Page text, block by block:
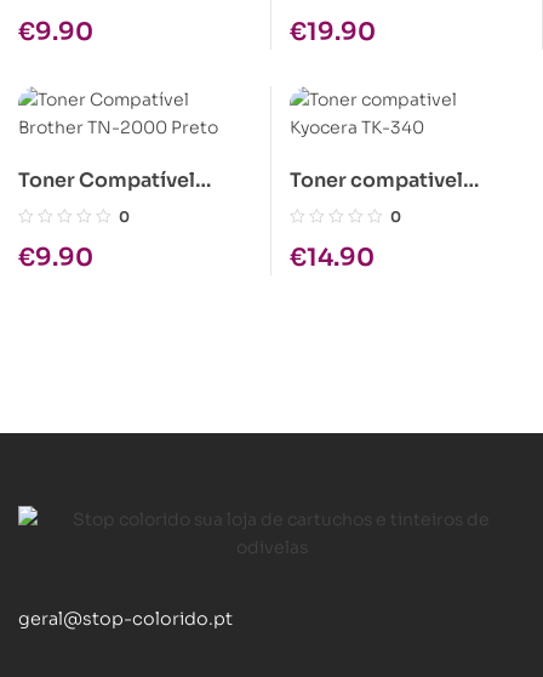
€9.90 €19.90
Toner Compatível
Brother TN-2000 Preto
0
€9.90
Toner compativel
Kyocera TK-340
0
€14.90
geral@stop-colorido.pt